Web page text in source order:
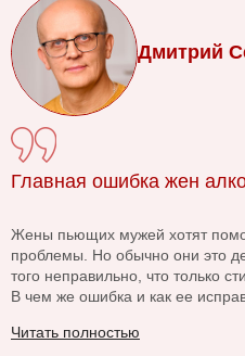
Дмитрий
Главная ошибка жен
Жены пьющих мужей хотят
проблемы. Но обычно они это
того неправильно, что только
В чем же ошибка и как ее
Читать полностью